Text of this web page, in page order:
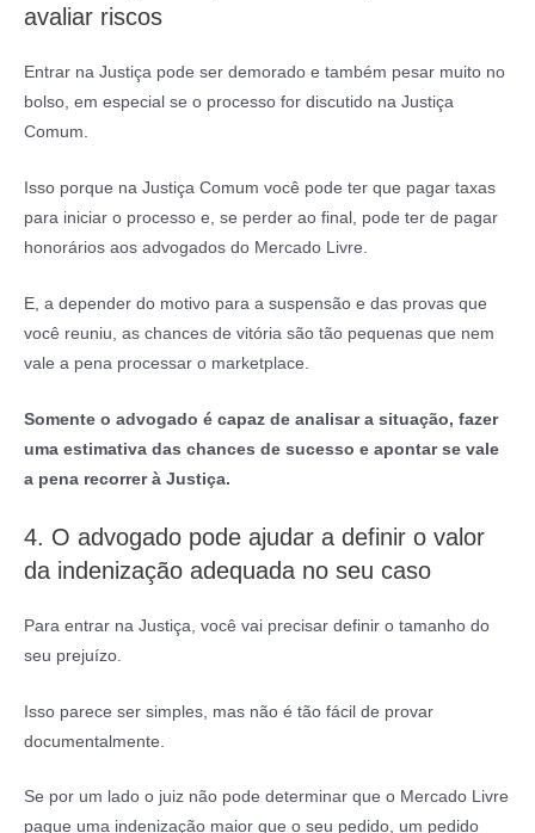
avaliar riscos
Entrar na Justiça pode ser demorado e também pesar muito no
bolso, em especial se o processo for discutido na Justiça
Comum.
Isso porque na Justiça Comum você pode ter que pagar taxas
para iniciar o processo e, se perder ao final, pode ter de pagar
honorários aos advogados do Mercado Livre.
E, a depender do motivo para a suspensão e das provas que
você reuniu, as chances de vitória são tão pequenas que nem
vale a pena processar o marketplace.
Somente o advogado é capaz de analisar a situação, fazer
uma estimativa das chances de sucesso e apontar se vale
a pena recorrer à Justiça.
4. O advogado pode ajudar a definir o valor
da indenização adequada no seu caso
Para entrar na Justiça, você vai precisar definir o tamanho do
seu prejuízo.
Isso parece ser simples, mas não é tão fácil de provar
documentalmente.
Se por um lado o juiz não pode determinar que o Mercado Livre
pague uma indenização maior que o seu pedido, um pedido